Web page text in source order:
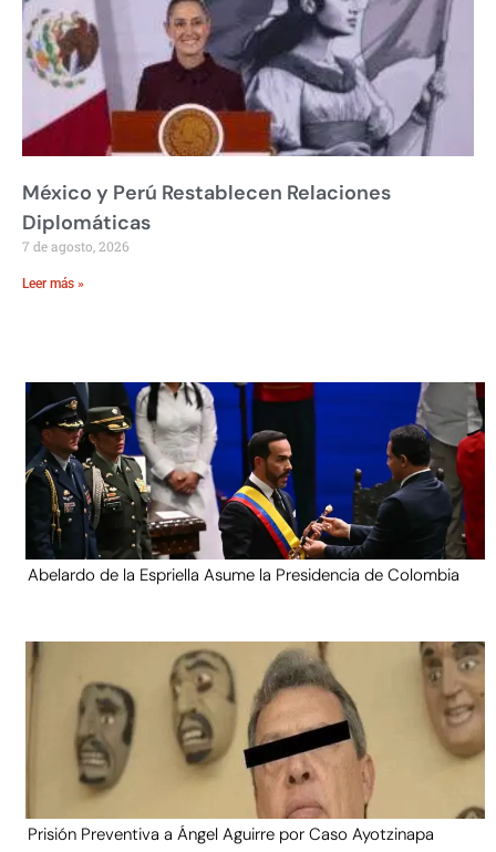
México y Perú Restablecen Relaciones
Diplomáticas
7 de agosto, 2026
Leer más »
Abelardo de la Espriella Asume la Presidencia de Colombia
Prisión Preventiva a Ángel Aguirre por Caso Ayotzinapa